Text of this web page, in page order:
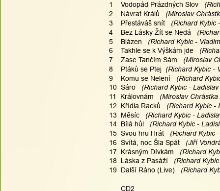
1    Vodopád Prázdných Slov
2    Návrat Králů
(Miroslav
3    Přestáváš snít
(Richard Kybic
4    Bez Lásky Žít se Nedá
5    Blázen
(Richard Kybic -
6    Takhle se k Výškám jde
7    Zase Tančím Sám
(Miroslav
8    Ptáků se Ptej
(Richard Kybic -
9    Komu se Nelení
(Richard
10  Sáro
(Richard Kybic -
11  Královnám
(Miroslav
12  Křídla Racků
(Richard Kybic -
13  Měsíc
(Richard Kybic -
14  Bílá hůl
(Richard Kybic -
15  Svou hru Hrát
(Richard Kybic
16  Svítá, noc Šla Spát
(Jiří
17  Krásným Dívkám
(Richard
18  Láska z Pasáží
(Richard
19  Další Ráno (Live)
(Richard
      CD2